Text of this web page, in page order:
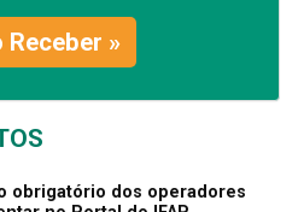
Receber »
obrigatório dos operadores